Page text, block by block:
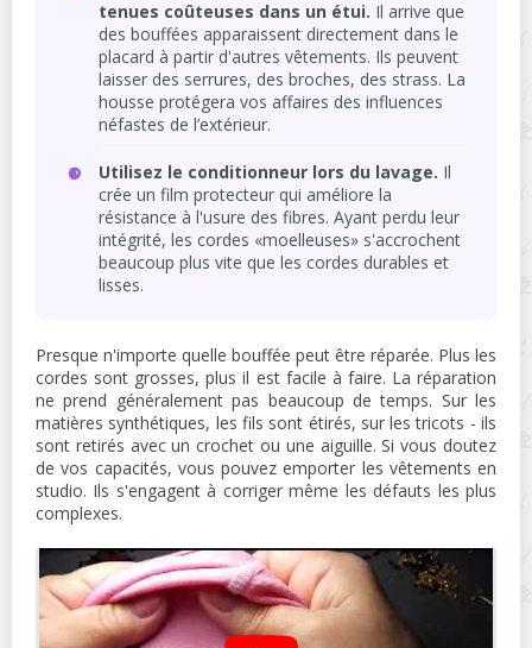
tenues coûteuses dans un étui. Il arrive que
des bouffées apparaissent directement dans le
placard à partir d'autres vêtements. Ils peuvent
laisser des serrures, des broches, des strass. La
housse protégera vos affaires des influences
néfastes de l’extérieur.
Utilisez le conditionneur lors du lavage. Il
crée un film protecteur qui améliore la
résistance à l'usure des fibres. Ayant perdu leur
intégrité, les cordes «moelleuses» s'accrochent
beaucoup plus vite que les cordes durables et
lisses.
Presque n'importe quelle bouffée peut être réparée. Plus les
cordes sont grosses, plus il est facile à faire. La réparation
ne prend généralement pas beaucoup de temps. Sur les
matières synthétiques, les fils sont étirés, sur les tricots - ils
sont retirés avec un crochet ou une aiguille. Si vous doutez
de vos capacités, vous pouvez emporter les vêtements en
studio. Ils s'engagent à corriger même les défauts les plus
complexes.